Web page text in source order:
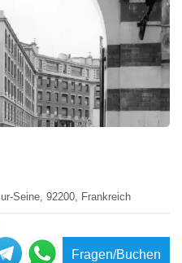
Seine, 92200, Frankreich
Fragen/Buchen